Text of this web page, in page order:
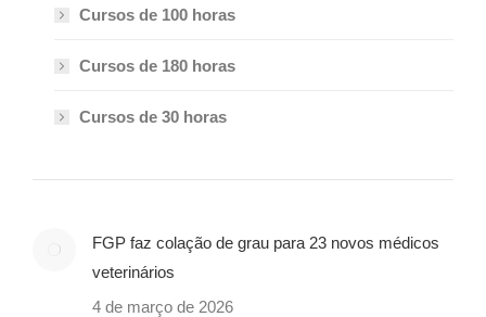
Cursos de 100 horas
Cursos de 180 horas
Cursos de 30 horas
FGP faz colação de grau para 23 novos médicos
veterinários
4 de março de 2026